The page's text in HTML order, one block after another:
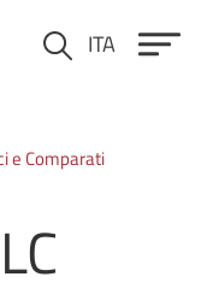
Cerca ITA
e Comparati